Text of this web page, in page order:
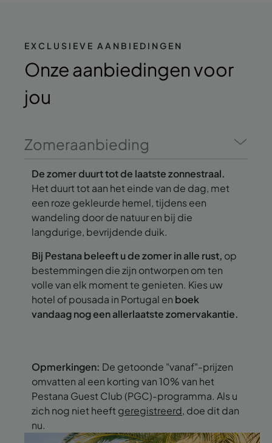
EXCLUSIEVE AANBIEDINGEN
Onze aanbiedingenvoor
jou
Zomeraanbieding
De zomer duurt tot de laatste zonnestraal.
Het duurt tot aan het einde van de dag, met
een roze gekleurde hemel, tijdens een
wandeling door de natuur en bij die
langdurige, bevrijdende duik.
Bij Pestana beleeft u de zomer in alle rust, op
bestemmingen die zijn ontworpen om ten
volle van elk moment te genieten. Kies uw
hotel of pousada in Portugal en boek
vandaag nog een allerlaatste zomervakantie.
Opmerkingen: De getoonde "vanaf"-prijzen
omvatten al een korting van 10% van het
Pestana Guest Club (PGC)-programma. Als u
zich nog niet heeft geregistreerd, doe dit dan
nu.